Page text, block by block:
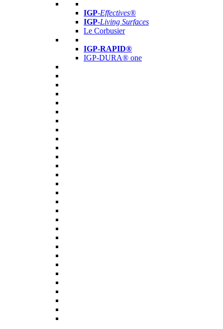
IGP-Effectives®
IGP-Living Surfaces
Le Corbusier
IGP-RAPID®
IGP-DURA® one